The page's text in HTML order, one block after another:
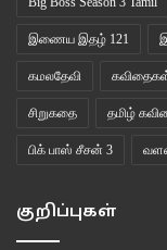
இணைய இதழ் 121
கமலதேவி
சிறுகதை தமிழ்
பிக் பாஸ் சீசன் 3
குறிப்புகள்